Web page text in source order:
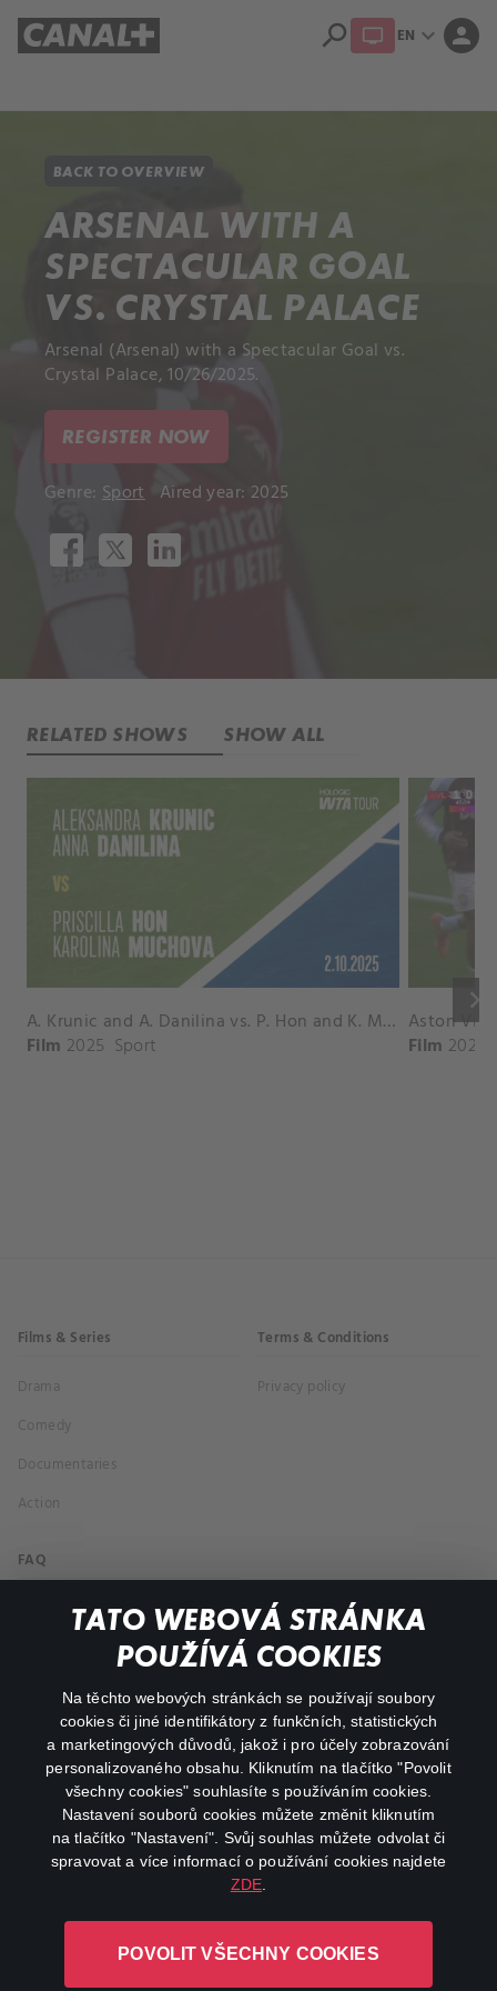
TATO WEBOVÁ STRÁNKA
POUŽÍVÁ COOKIES
Na těchto webových stránkách se používají soubory
cookies či jiné identifikátory z funkčních, statistických
a marketingových důvodů, jakož i pro účely zobrazování
personalizovaného obsahu. Kliknutím na tlačítko "Povolit
všechny cookies" souhlasíte s používáním cookies.
Nastavení souborů cookies můžete změnit kliknutím
na tlačítko "Nastavení". Svůj souhlas můžete odvolat či
spravovat a více informací o používání cookies najdete
ZDE
POVOLIT VŠECHNY COOKIES
search EN expand_more person
BACK TO OVERVIEW
ARSENAL WITH A
SPECTACULAR GOAL
VS. CRYSTAL PALACE
Arsenal (Arsenal) with a Spectacular Goal vs.
Crystal Palace, 10/26/2025.
REGISTER NOW
Genre: Sport Aired year: 2025
RELATED SHOWS SHOW ALL
keyboard_arrow_right
A. Krunic and A. Danilina vs. P. Hon and K. Muchova Match Highlights - BEIJING_Capital Group Diamond ( October 02, 2025)
Film 2025 Sport Film 2026
Films & Series
Drama
Comedy
Documentaries
Action
Terms & Conditions
Privacy policy
FAQ
My profile
facebookinstagram
youtube
L-1246 Luxembourg R.C.S.